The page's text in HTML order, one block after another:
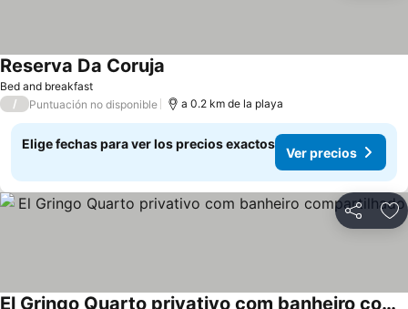
Bed and breakfast
Reserva Da Coruja
/ Puntuación no disponible a 0.2 km de la playa
Elige fechas para ver los precios exactos
Ver precios
Compartir
El Gringo Quarto privativo com banheiro compartilhado